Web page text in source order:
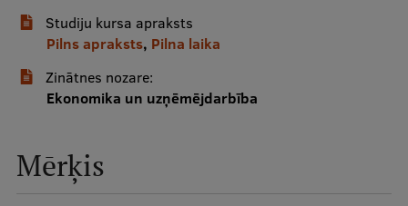
Studentu dzīve
Fakultātes
Stratēģija
Studiju kursa apraksts
Pilns apraksts, Pilna laika
Zinātnes nozare:
Ekonomika un uzņēmējdarbība
Mērķis